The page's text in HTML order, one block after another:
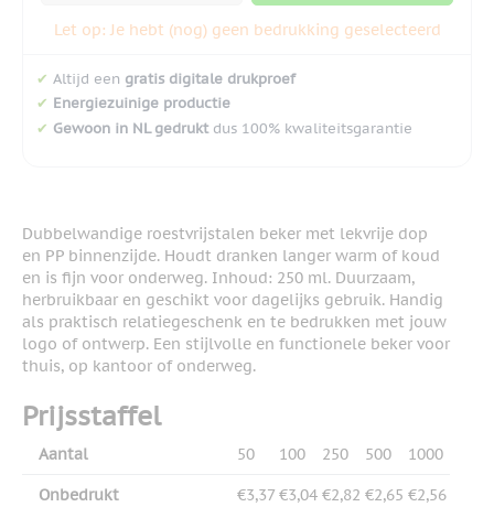
Let op: Je hebt (nog) geen bedrukking geselecteerd
✔ Altijd een gratis digitale drukproef
✔ Energiezuinige productie
✔ Gewoon in NL gedruktdus 100% kwaliteitsgarantie
Dubbelwandige roestvrijstalen beker met lekvrije dop
en PP binnenzijde. Houdt dranken langer warm of koud
en is fijn voor onderweg. Inhoud: 250 ml. Duurzaam,
herbruikbaar en geschikt voor dagelijks gebruik. Handig
als praktisch relatiegeschenk en te bedrukken met jouw
logo of ontwerp. Een stijlvolle en functionele beker voor
thuis, op kantoor of onderweg.
Prijsstaffel
Aantal 50 100 250 500 1000
Onbedrukt €3,37 €3,04 €2,82 €2,65 €2,56